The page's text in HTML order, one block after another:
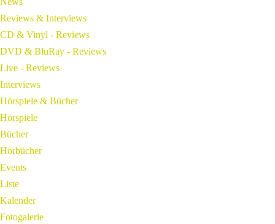
Reviews & Interviews
CD & Vinyl - Reviews
DVD & BluRay - Reviews
Live - Reviews
Interviews
Hörspiele & Bücher
Hörspiele
Bücher
Hörbücher
Events
Liste
Kalender
Fotogalerie